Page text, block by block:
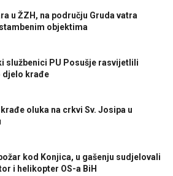
u ŽZH, na području Gruda vatra
objektima
službenici PU Posušje rasvijetlili
djelo krađe
oluka na crkvi Sv. Josipa u
kod Konjica, u gašenju sudjelovali
i helikopter OS-a BiH